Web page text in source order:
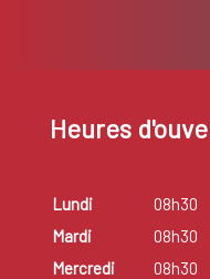
Heures
Lundi 08h30
Mardi
08h30
Mercredi
08h30